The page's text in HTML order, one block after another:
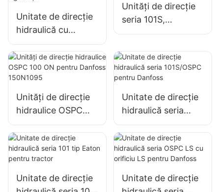
Unitate de direcție
hidraulică cu
servodirecție seria
101S cu supapă de
siguranță
Unități de direcție
seria 101S,
mecanism de
pentru tip Danfoss
Unități de direcție
hidraulice OSPC
100 ON pentru
Danfoss 150N1095
Unitate de direcție
hidraulică seria
101S/OSPC pentru
Danfoss
Unitate de direcție
Unitate de direcție